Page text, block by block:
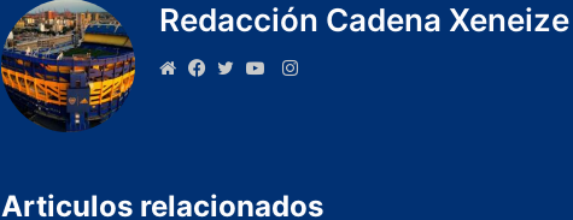
Redacción Cadena Xeneize
Articulos relacionados